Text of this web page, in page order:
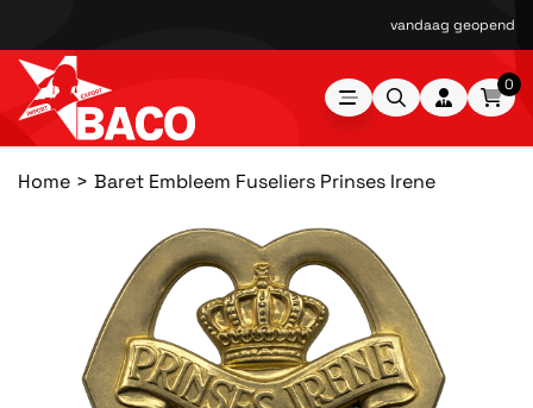
vandaag geopend
0
Home Baret Embleem Fuseliers Prinses Irene